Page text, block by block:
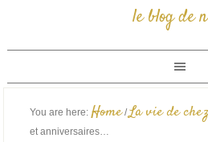
le blog de
You are here: Home / La vie de
et anniversaires…